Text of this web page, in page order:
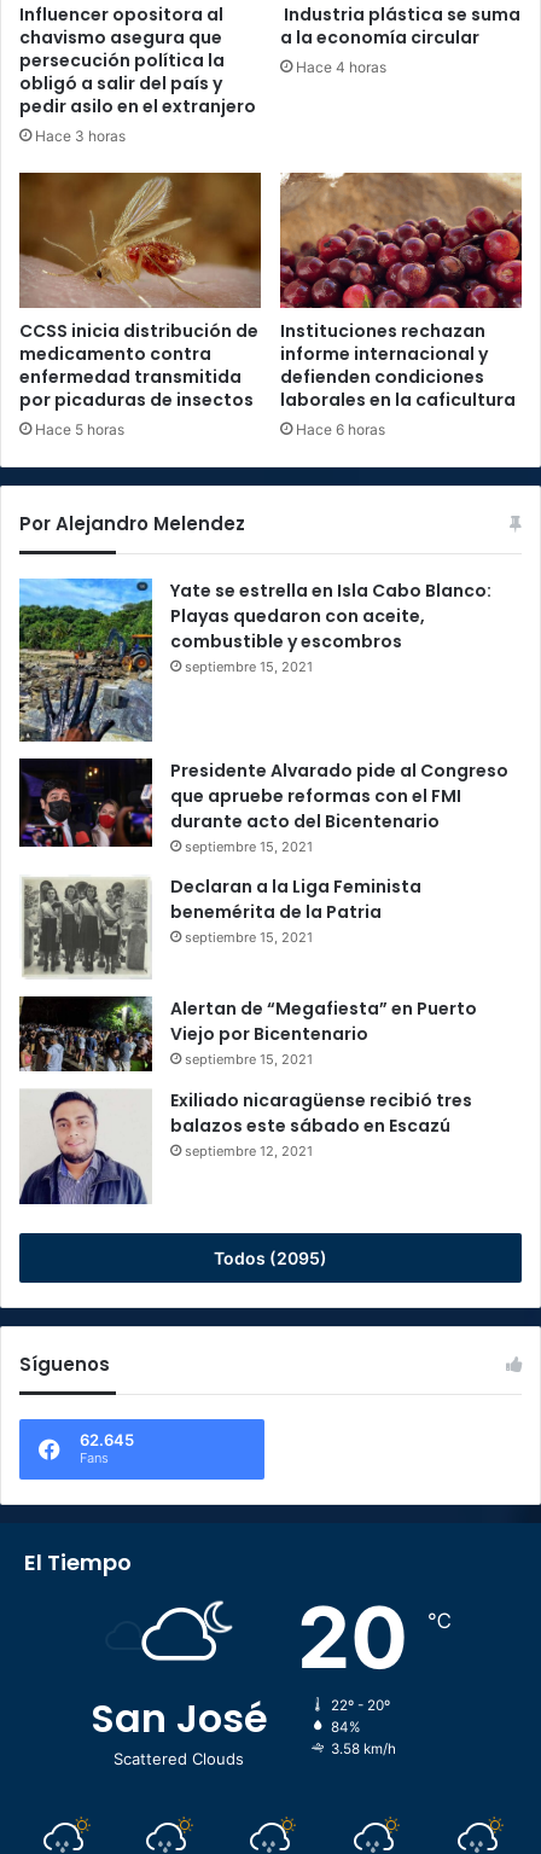
Influencer opositora al
chavismo asegura que
persecución política la
obligó a salir del país y
pedir asilo en el extranjero
Hace 3 horas
Industria plástica se suma
a la economía circular
Hace 4 horas
CCSS inicia distribución de
medicamento contra
enfermedad transmitida
por picaduras de insectos
Hace 5 horas
Instituciones rechazan
informe internacional y
defienden condiciones
laborales en la caficultura
Hace 6 horas
Por Alejandro Melendez
Yate se estrella en Isla Cabo Blanco:
Playas quedaron con aceite,
combustible y escombros
septiembre 15, 2021
Presidente Alvarado pide al Congreso
que apruebe reformas con el FMI
durante acto del Bicentenario
septiembre 15, 2021
Declaran a la Liga Feminista
benemérita de la Patria
septiembre 15, 2021
Alertan de “Megafiesta” en Puerto
Viejo por Bicentenario
septiembre 15, 2021
Exiliado nicaragüense recibió tres
balazos este sábado en Escazú
septiembre 12, 2021
Todos (2095)
Síguenos
62.645
Fans
El Tiempo
San José
Scattered Clouds
20 ℃
22º - 20º
84%
3.58 km/h